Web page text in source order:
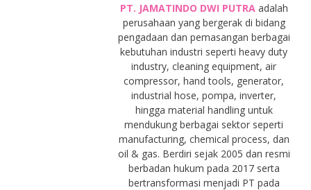
PT. JAMATINDO DWI PUTRA adalah
perusahaan yang bergerak di bidang
pengadaan dan pemasangan berbagai
kebutuhan industri seperti heavy duty
industry, cleaning equipment, air
compressor, hand tools, generator,
industrial hose, pompa, inverter,
hingga material handling untuk
mendukung berbagai sektor seperti
manufacturing, chemical process, dan
oil & gas. Berdiri sejak 2005 dan resmi
berbadan hukum pada 2017 serta
bertransformasi menjadi PT pada